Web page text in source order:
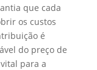
que cada
os custos
é
do preço de
para a